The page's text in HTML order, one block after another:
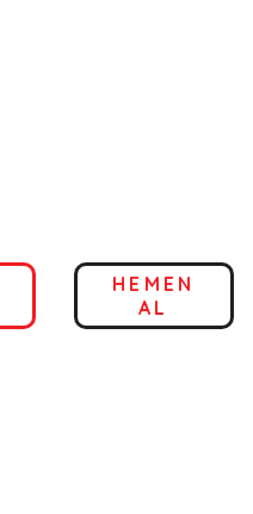
HEMEN
AL